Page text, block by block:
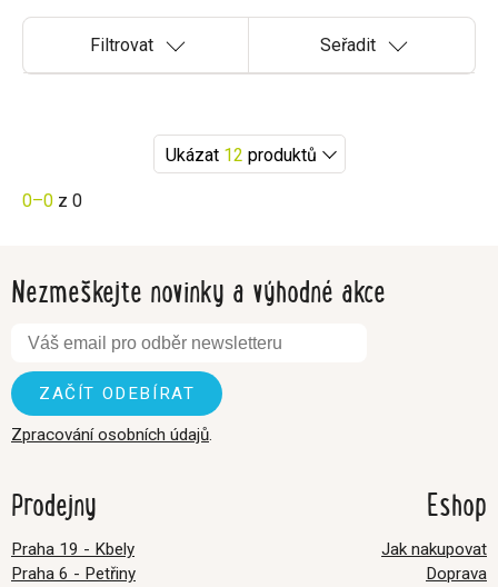
Filtrovat Seřadit
Ukázat 12 produktů
0–0 z 0
Nezmeškejte novinky a výhodné akce
Zpracování osobních údajů.
Prodejny
Praha 19 - Kbely
Praha 6 - Petřiny
Eshop
Jak nakupovat
Doprava